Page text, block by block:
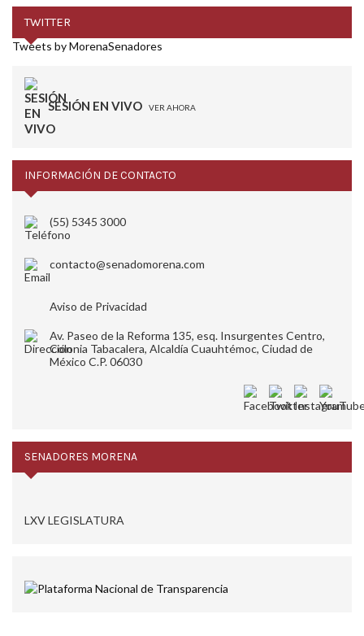
TWITTER
Tweets by MorenaSenadores
SESIÓN EN VIVO VER AHORA
INFORMACIÓN DE CONTACTO
(55) 5345 3000
contacto@senadomorena.com
Aviso de Privacidad
Av. Paseo de la Reforma 135, esq. Insurgentes Centro,
Colonia Tabacalera, Alcaldía Cuauhtémoc, Ciudad de
México C.P. 06030
SENADORES MORENA
LXV LEGISLATURA